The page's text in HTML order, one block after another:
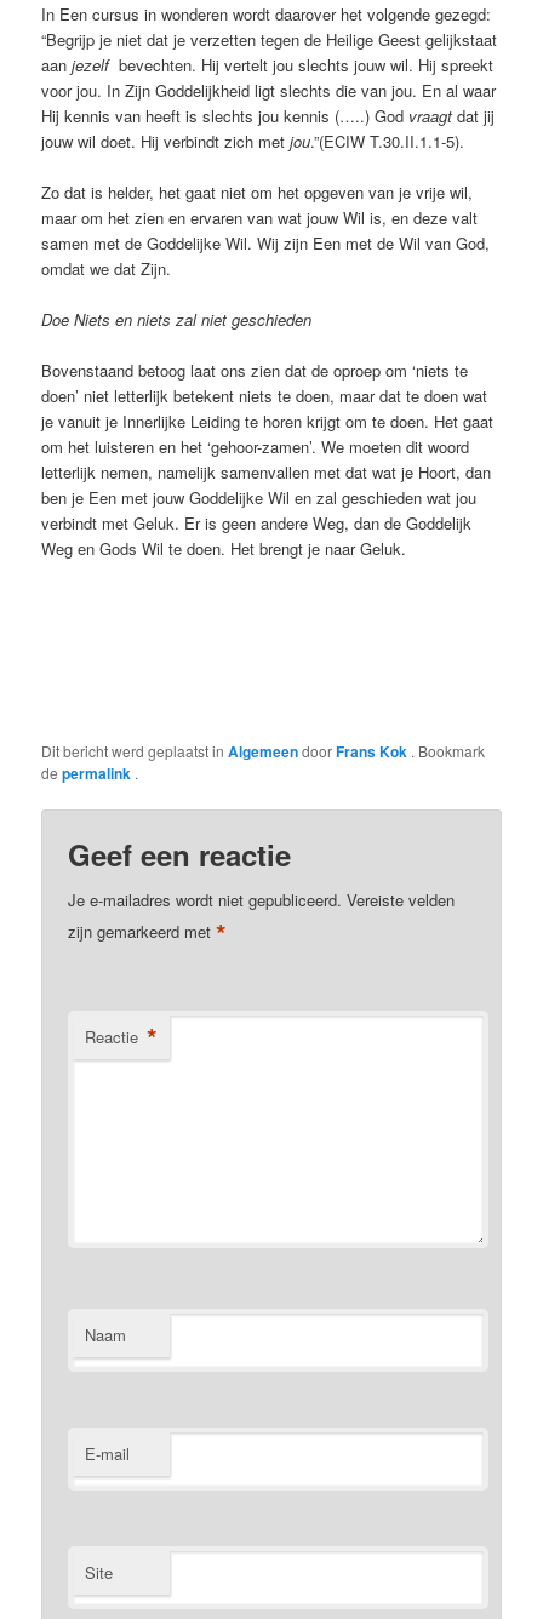
In Een cursus in wonderen wordt daarover het volgende gezegd:
“Begrijp je niet dat je verzetten tegen de Heilige Geest gelijkstaat
aanjezelfbevechten. Hij vertelt jou slechts jouw wil. Hij spreekt
voor jou. In Zijn Goddelijkheid ligt slechts die van jou. En al waar
Hij kennis van heeft is slechts jou kennis (…..) God vraagt dat jij
jouw wil doet. Hij verbindt zich metjou.”(ECIW T.30.II.1.1-5).
Zo dat is helder, het gaat niet om het opgeven van je vrije wil,
maar om het zien en ervaren van wat jouw Wil is, en deze valt
samen met de Goddelijke Wil. Wij zijn Een met de Wil van God,
omdat we dat Zijn.
Doe Niets en niets zal niet geschieden
Bovenstaand betoog laat ons zien dat de oproep om ‘niets te
doen’ niet letterlijk betekent niets te doen, maar dat te doen wat
je vanuit je Innerlijke Leiding te horen krijgt om te doen. Het gaat
om het luisteren en het ‘gehoor-zamen’. We moeten dit woord
letterlijk nemen, namelijk samenvallen met dat wat je Hoort, dan
ben je Een met jouw Goddelijke Wil en zal geschieden wat jou
verbindt met Geluk. Er is geen andere Weg, dan de Goddelijk
Weg en Gods Wil te doen. Het brengt je naar Geluk.
Dit bericht werd geplaatst inAlgemeendoorFrans Kok . Bookmark
depermalink .
Geef een reactie
Je e-mailadres wordt niet gepubliceerd. Vereiste velden
zijn gemarkeerd met*
Reactie *
Naam
E-mail
Site